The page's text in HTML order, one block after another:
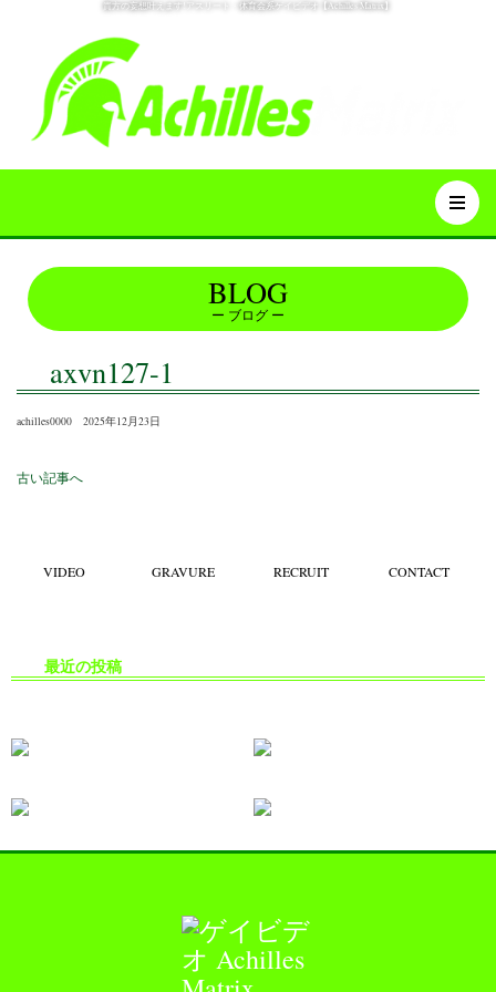
貴方の妄想叶えます!アスリート・体育会系ゲイビデオ【Achilles Matrix】
BLOG
ブログ
axvn127-1
achilles0000 2025年12月23日
古い記事へ
VIDEO GRAVURE RECRUIT CONTACT
最近の投稿